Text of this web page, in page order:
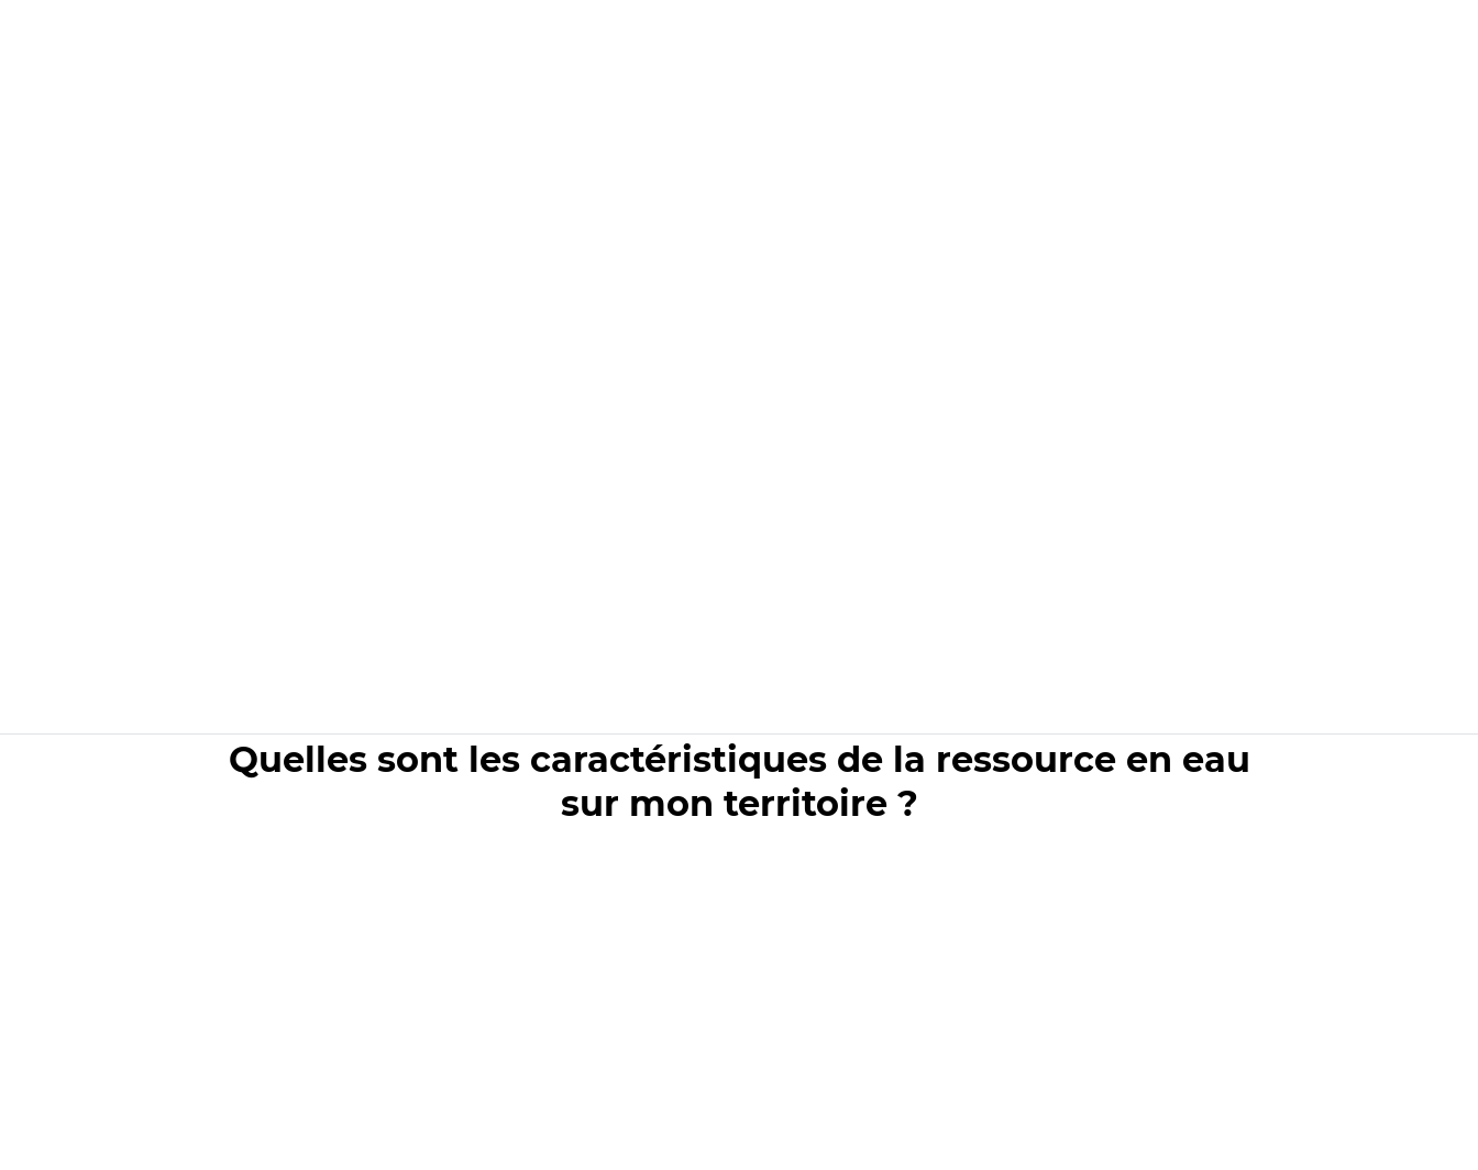
Quelles sont les caractéristiques de la ressource en eau
sur mon territoire ?